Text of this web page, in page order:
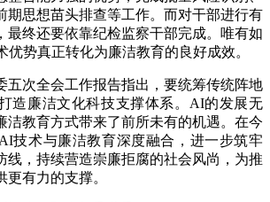
期思想苗头排查等工作。而对干部进行有
最终还要依靠纪检监察干部完成。唯有如
优势真正转化为廉洁教育的良好成效。
次全会工作报告指出，要统筹传统阵地
造廉洁文化科技支撑体系。AI的发展无
洁教育方式带来了前所未有的机遇。在今
技术与廉洁教育深度融合，进一步筑牢
线，持续营造崇廉拒腐的社会风尚，为推
有力的支撑。